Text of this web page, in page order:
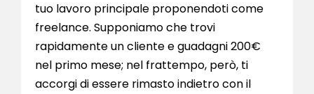
tuo lavoro principale proponendoti come
freelance. Supponiamo che trovi
rapidamente un cliente e guadagni 200€
nel primo mese; nel frattempo, però, ti
accorgi di essere rimasto indietro con il